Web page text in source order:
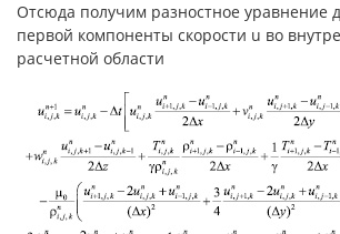
Отсюда получим разностное уравнение
первой компоненты скорости u во
расчетной области